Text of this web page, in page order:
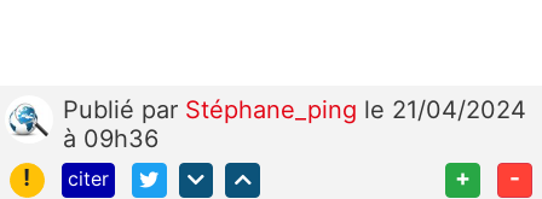
Publié par Stéphane_ping le 21/04/2024
à 09h36
!
citer + -